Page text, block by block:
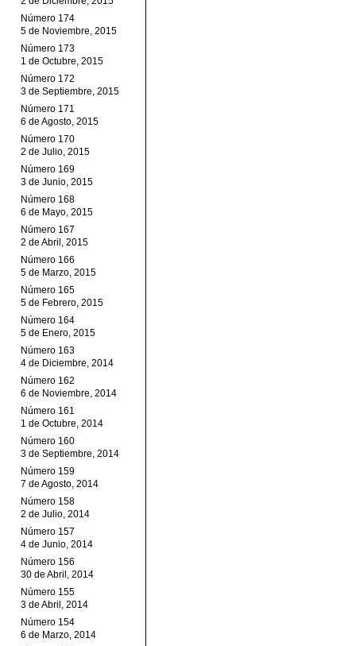
Número 174
5 de Noviembre, 2015
Número 173
1 de Octubre, 2015
Número 172
3 de Septiembre, 2015
Número 171
6 de Agosto, 2015
Número 170
2 de Julio, 2015
Número 169
3 de Junio, 2015
Número 168
6 de Mayo, 2015
Número 167
2 de Abril, 2015
Número 166
5 de Marzo, 2015
Número 165
5 de Febrero, 2015
Número 164
5 de Enero, 2015
Número 163
4 de Diciembre, 2014
Número 162
6 de Noviembre, 2014
Número 161
1 de Octubre, 2014
Número 160
3 de Septiembre, 2014
Número 159
7 de Agosto, 2014
Número 158
2 de Julio, 2014
Número 157
4 de Junio, 2014
Número 156
30 de Abril, 2014
Número 155
3 de Abril, 2014
Número 154
6 de Marzo, 2014